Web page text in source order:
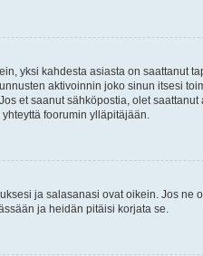
yksi kahdesta asiasta on saattanut
aktivoinnin joko sinun itsesi
et saanut sähköpostia, olet
foorumin ylläpitäjään.
ja salasanasi ovat oikein. Jos
ja heidän pitäisi korjata se.